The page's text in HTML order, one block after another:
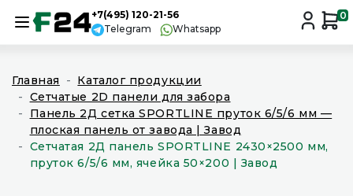
+7(495) 120-21-56
Telegram
Whatsapp
0
Главная
Каталог продукции
Сетчатые 2D панели для забора
Панель 2Д сетка SPORTLINE пруток 6/5/6 мм —
плоская панель от завода | Завод
Сетчатая 2Д панель SPORTLINE 2430×2500 мм,
пруток 6/5/6 мм, ячейка 50×200 | Завод